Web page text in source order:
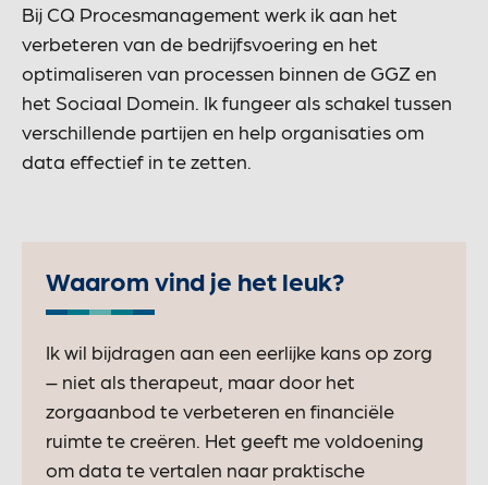
Bij CQ Procesmanagement werk ik aan het
verbeteren van de bedrijfsvoering en het
optimaliseren van processen binnen de GGZ en
het Sociaal Domein. Ik fungeer als schakel tussen
verschillende partijen en help organisaties om
data effectief in te zetten.
Waarom vind je het leuk?
Ik wil bijdragen aan een eerlijke kans op zorg
– niet als therapeut, maar door het
zorgaanbod te verbeteren en financiële
ruimte te creëren. Het geeft me voldoening
om data te vertalen naar praktische